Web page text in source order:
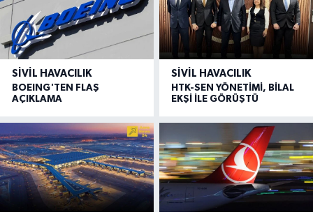
SIVIL HAVACILIK
BOEING'TEN FLAŞ
AÇIKLAMA
SIVIL HAVACILIK
HTK-SEN YÖNETİMİ, BİLAL
EKŞİ İLE GÖRÜŞTÜ